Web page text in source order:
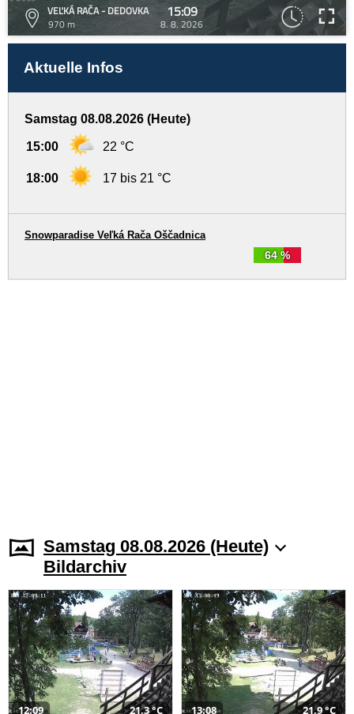
VEĽKÁ RAČA - DEDOVKA
970 m
15:09
8. 8. 2026
Aktuelle Infos
Samstag 08.08.2026 (Heute)
15:00 22 °C
18:00 17 bis 21 °C
64 %
Snowparadise Veľká Rača Oščadnica
Samstag 08.08.2026 (Heute)
Bildarchiv
12:09 21,3 °C 13:08 21,9 °C